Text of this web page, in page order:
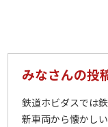
みなさんの投
鉄道ホビダスでは
新車両から懐かし